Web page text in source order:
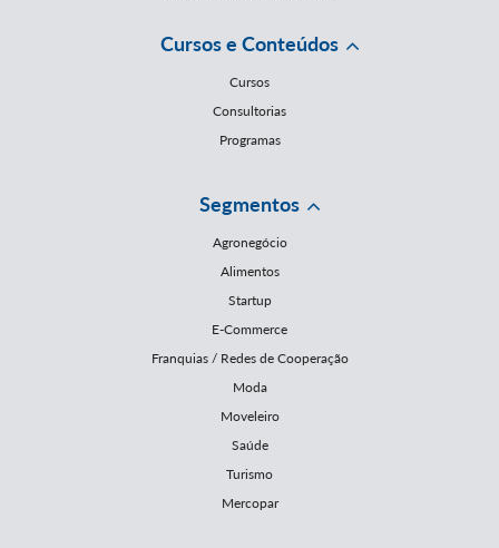
Cursos e Conteúdos
Cursos
Consultorias
Programas
Segmentos
Agronegócio
Alimentos
Startup
E-Commerce
Franquias / Redes de Cooperação
Moda
Moveleiro
Saúde
Turismo
Mercopar